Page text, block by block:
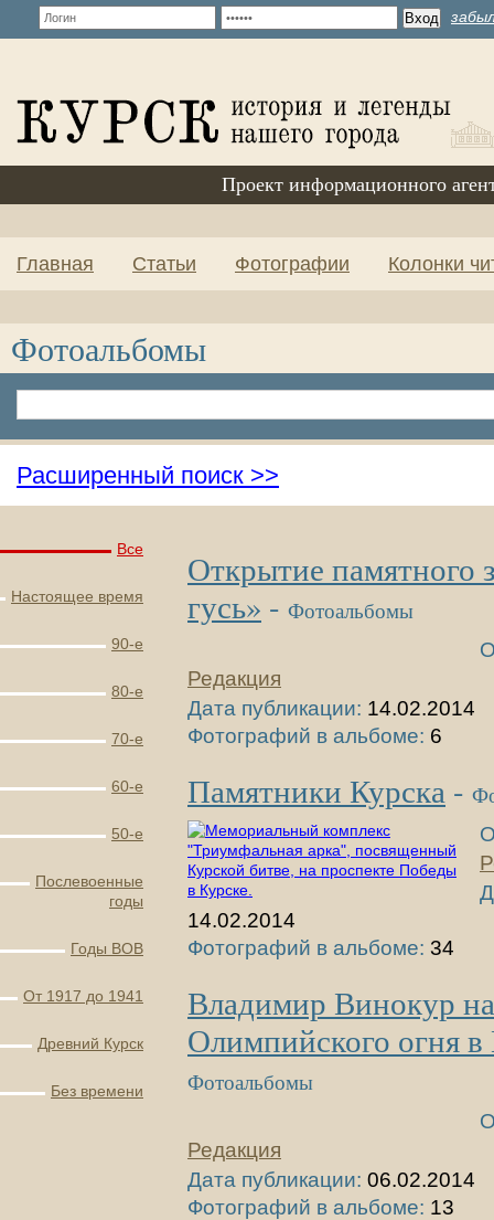
Проект информационного
Главная Статьи Фотографии Колонки
Фотоальбомы
Расширенный поиск >>
Все
Настоящее время
90-е
80-е
70-е
60-е
50-е
Послевоенные
годы
Годы ВОВ
От 1917 до 1941
Древний Курск
Без времени
Открытие памятного
гусь» - Фотоальбомы
Редакция
Дата публикации: 14.02.2014
Фотографий в альбоме: 6
Памятники Курска -
14.02.2014
Фотографий в альбоме: 34
Владимир Винокур
Олимпийского огня в
Фотоальбомы
Редакция
Дата публикации: 06.02.2014
Фотографий в альбоме: 13